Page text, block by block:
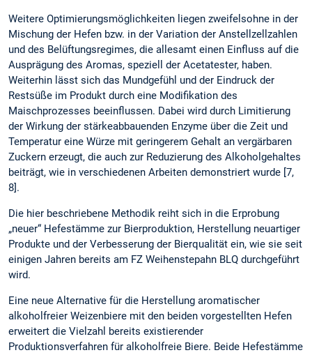
Weitere Optimierungsmöglichkeiten liegen zweifelsohne in der
Mischung der Hefen bzw. in der Variation der Anstellzellzahlen
und des Belüftungsregimes, die allesamt einen Einfluss auf die
Ausprägung des Aromas, speziell der Acetatester, haben.
Weiterhin lässt sich das Mundgefühl und der Eindruck der
Restsüße im Produkt durch eine Modifikation des
Maischprozesses beeinflussen. Dabei wird durch Limitierung
der Wirkung der stärkeabbauenden Enzyme über die Zeit und
Temperatur eine Würze mit geringerem Gehalt an vergärbaren
Zuckern erzeugt, die auch zur Reduzierung des Alkoholgehaltes
beiträgt, wie in verschiedenen Arbeiten demonstriert wurde [7,
8].
Die hier beschriebene Methodik reiht sich in die Erprobung
„neuer“ Hefestämme zur Bierproduktion, Herstellung neuartiger
Produkte und der Verbesserung der Bierqualität ein, wie sie seit
einigen Jahren bereits am FZ Weihenstepahn BLQ durchgeführt
wird.
Eine neue Alternative für die Herstellung aromatischer
alkoholfreier Weizenbiere mit den beiden vorgestellten Hefen
erweitert die Vielzahl bereits existierender
Produktionsverfahren für alkoholfreie Biere. Beide Hefestämme